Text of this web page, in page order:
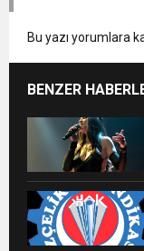
Bu yazı yorumlara
BENZER